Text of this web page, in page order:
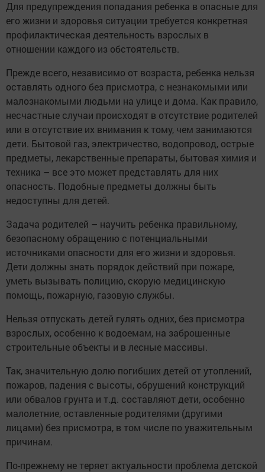
Для предупреждения попадания ребенка в опасные для
его жизни и здоровья ситуации требуется конкретная
профилактическая деятельность взрослых в
отношении каждого из обстоятельств.
Прежде всего, независимо от возраста, ребенка нельзя
оставлять одного без присмотра, с незнакомыми или
малознакомыми людьми на улице и дома. Как правило,
несчастные случаи происходят в отсутствие родителей
или в отсутствие их внимания к тому, чем занимаются
дети. Бытовой газ, электричество, водопровод, острые
предметы, лекарственные препараты, бытовая химия и
техника – все это может представлять для них
опасность. Подобные предметы должны быть
недоступны для детей.
Задача родителей – научить ребенка правильному,
безопасному обращению с потенциальными
источниками опасности для его жизни и здоровья.
Дети должны знать порядок действий при пожаре,
уметь вызывать полицию, скорую медицинскую
помощь, пожарную, газовую службы.
Нельзя отпускать детей гулять одних, без присмотра
взрослых, особенно к водоемам, на заброшенные
строительные объекты и в лесные массивы.
Так, значительную долю погибших детей от утоплений,
пожаров, падения с высоты, обрушений конструкций
или обвалов грунта и т.д. составляют дети, особенно
малолетние, оставленные родителями (другими
лицами) без присмотра, в том числе по уважительным
причинам.
По-прежнему не теряет актуальности проблема детской